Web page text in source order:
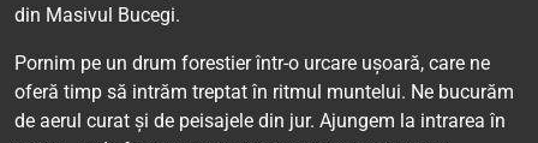
din Masivul Bucegi.
Pornim pe un drum forestier într-o urcare ușoară, care ne
oferă timp să intrăm treptat în ritmul muntelui. Ne bucurăm
de aerul curat și de peisajele din jur. Ajungem la intrarea în